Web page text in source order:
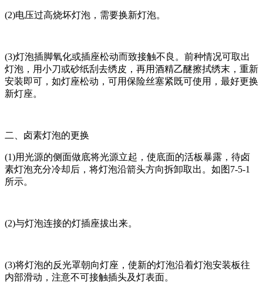
(2)电压过高烧坏灯泡，需要换新灯泡。
(3)灯泡插脚氧化或插座松动而致接触不良。前种情况可取出
灯泡，用小刀或砂纸刮去绣皮，再用酒精乙醚擦拭绣末，重新
安装即可，如灯座松动，可用保险丝塞紧既可使用，最好更换
新灯座。
二、卤素灯泡的更换
(1)用光源的侧面做底将光源立起，使底面的活板暴露，待卤
素灯泡充分冷却后，将灯泡沿箭头方向拆卸取出。如图7-5-1
所示。
(2)与灯泡连接的灯插座拔出来。
(3)将灯泡的反光罩朝向灯座，使新的灯泡沿着灯泡安装板往
内部滑动，注意不可接触插头及灯表面。